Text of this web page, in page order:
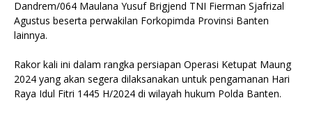
Dandrem/064 Maulana Yusuf Brigjend TNI Fierman Sjafrizal
Agustus beserta perwakilan Forkopimda Provinsi Banten
lainnya.
Rakor kali ini dalam rangka persiapan Operasi Ketupat Maung
2024 yang akan segera dilaksanakan untuk pengamanan Hari
Raya Idul Fitri 1445 H/2024 di wilayah hukum Polda Banten.